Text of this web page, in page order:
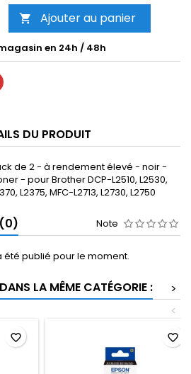
 Ajouter au panier
en 24h / 48h
DU PRODUIT
de 2 - à rendement élevé - noir -
- pour Brother DCP-L2510, L2530,
L2375, MFC-L2713, L2730, L2750
(0) Note
été publié pour le moment.
LA MÊME CATÉGORIE :
>
<
favorite_border favorite_border